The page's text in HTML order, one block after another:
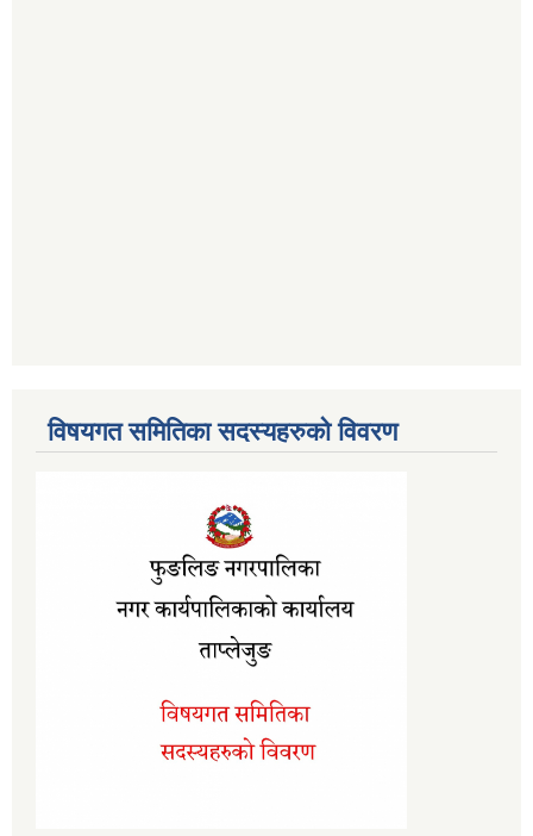
विषयगत समितिका सदस्यहरुको विवरण